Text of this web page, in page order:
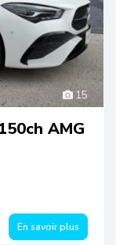
15
AMG
En savoir plus